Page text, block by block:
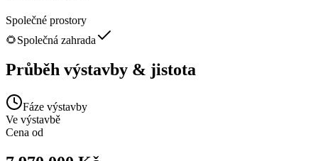
Společné prostory
🌻Společná zahrada
Průběh výstavby & jistota
Fáze výstavby
Ve výstavbě
Cena od